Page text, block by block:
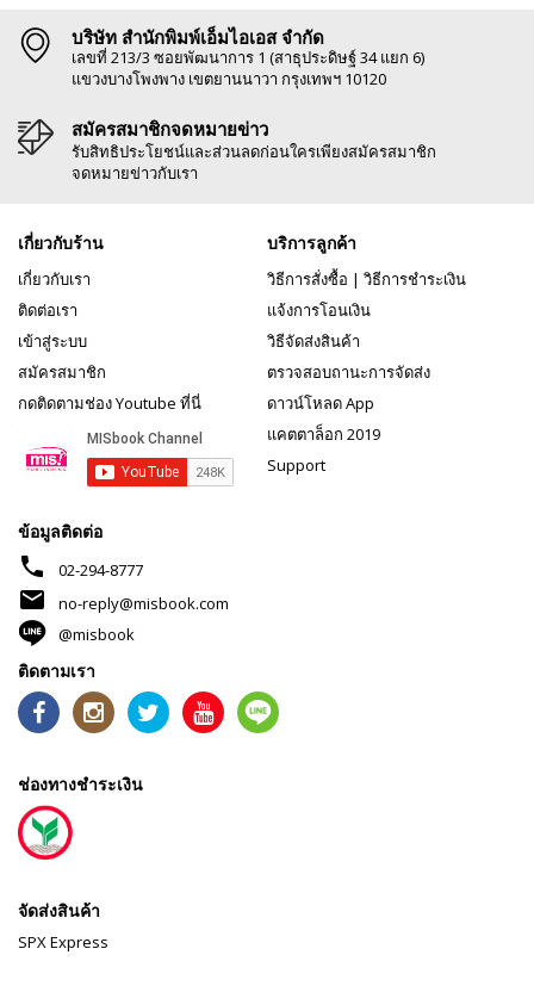
บริษัท สำนักพิมพ์เอ็มไอเอส จำกัด
เลขที่ 213/3 ซอยพัฒนาการ 1 (สาธุประดิษฐ์ 34 แยก 6)
แขวงบางโพงพาง เขตยานนาวา กรุงเทพฯ 10120
สมัครสมาชิกจดหมายข่าว
รับสิทธิประโยชน์และส่วนลดก่อนใครเพียงสมัครสมาชิก
จดหมายข่าวกับเรา
เกี่ยวกับร้าน
เกี่ยวกับเรา
ติดต่อเรา
เข้าสู่ระบบ
สมัครสมาชิก
กดติดตามช่อง Youtube ที่นี่
บริการลูกค้า
วิธีการสั่งซื้อ | วิธีการชำระเงิน
แจ้งการโอนเงิน
วิธีจัดส่งสินค้า
ตรวจสอบถานะการจัดส่ง
ดาวน์โหลด App
แคตตาล็อก 2019
Support
ข้อมูลติดต่อ
phone 02-294-8777
mail
no-reply@misbook.com
@misbook
ติดตามเรา
ช่องทางชำระเงิน
จัดส่งสินค้า
SPX Express